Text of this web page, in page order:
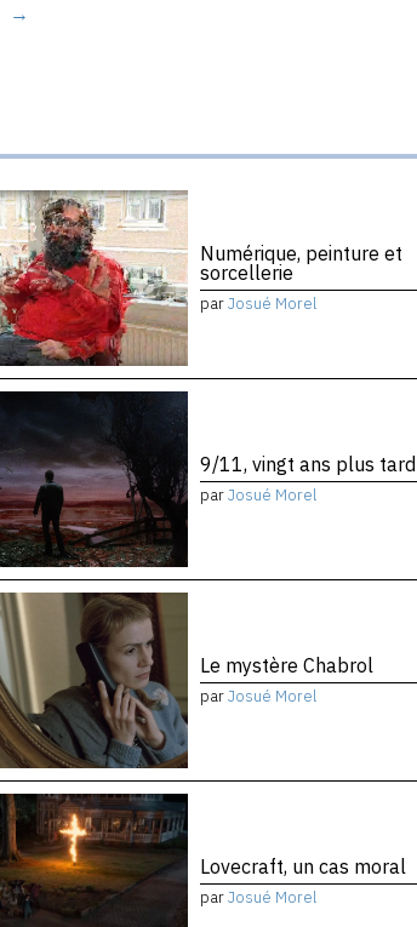
→
Numérique, peinture et
sorcellerie
parJosué Morel
9/11, vingt ans plus tard
parJosué Morel
Le mystère Chabrol
parJosué Morel
Lovecraft, un cas moral
parJosué Morel